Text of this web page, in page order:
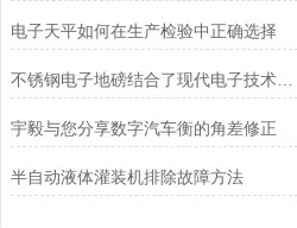
电子天平如何在生产检验中正确选择
不锈钢电子地磅结合了现代电子技术和高质量不锈钢材料的优点
宇毅与您分享数字汽车衡的角差修正
半自动液体灌装机排除故障方法